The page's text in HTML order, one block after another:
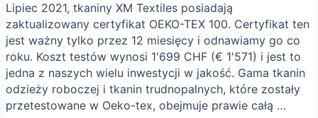
Lipiec 2021, tkaniny XM Textiles posiadają
zaktualizowany certyfikat OEKO-TEX 100. Certyfikat ten
jest ważny tylko przez 12 miesięcy i odnawiamy go co
roku. Koszt testów wynosi 1'699 CHF (€ 1'571) i jest to
jedna z naszych wielu inwestycji w jakość. Gama tkanin
odzieży roboczej i tkanin trudnopalnych, które zostały
przetestowane w Oeko-tex, obejmuje prawie całą …